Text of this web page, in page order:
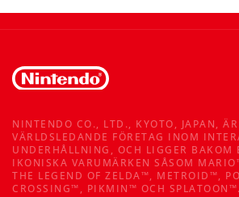
NINTENDO CO., LTD., KYOTO, JAPAN,
VÄRLDSLEDANDE FÖRETAG INOM
UNDERHÅLLNING, OCH LIGGER BAKOM
IKONISKA VARUMÄRKEN SÅSOM
THE LEGEND OF ZELDA™, METROID™,
CROSSING™, PIKMIN™ OCH SPLATOON™.